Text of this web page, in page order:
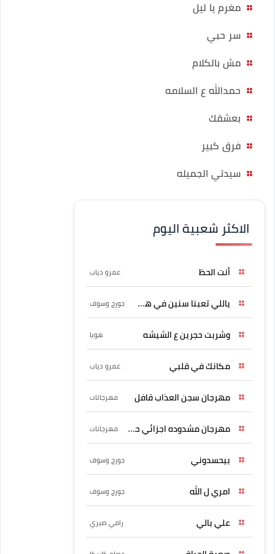
مغرم يا ليل
سر حبي
مش بالكلام
حمدالله ع السلامه
بعشقك
فرق كبير
سيدتي الجميله
الاكثر شعبية اليوم
أنت الحظ عمرو دياب
ياللي تعبنا سنين في هواه جورج وسوف
وشربت حجرين ع الشيشه هوبا
مكانك في قلبي عمرو دياب
مهرجان سجن العذاب قافل مهرجانات
مهرجان مشدوده اجزائي حربونى مهرجانات
بيحسدوني جورج وسوف
امري ل الله جورج وسوف
علي بالي رامي صبري